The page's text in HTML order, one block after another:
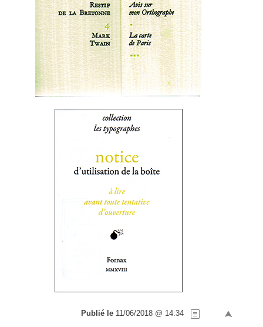
Publié le 11/06/2018 @ 14:34